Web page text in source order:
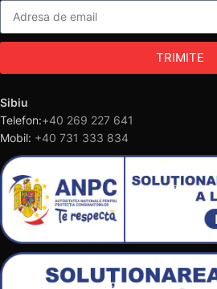
TRIMITE
Sibiu
Telefon:+40 269 227 641
Mobil: +40 731 333 834